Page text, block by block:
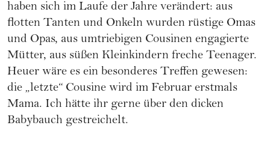
haben sich im Laufe der Jahre verändert: aus
flotten Tanten und Onkeln wurden rüstige Omas
und Opas, aus umtriebigen Cousinen engagierte
Mütter, aus süßen Kleinkindern freche Teenager.
Heuer wäre es ein besonderes Treffen gewesen:
die „letzte“ Cousine wird im Februar erstmals
Mama. Ich hätte ihr gerne über den dicken
Babybauch gestreichelt.